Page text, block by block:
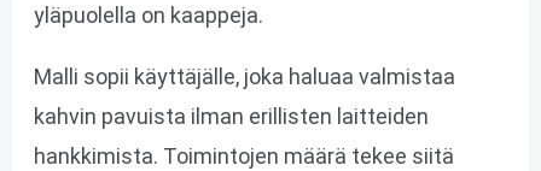
yläpuolella on kaappeja.
Malli sopii käyttäjälle, joka haluaa valmistaa
kahvin pavuista ilman erillisten laitteiden
hankkimista. Toimintojen määrä tekee siitä